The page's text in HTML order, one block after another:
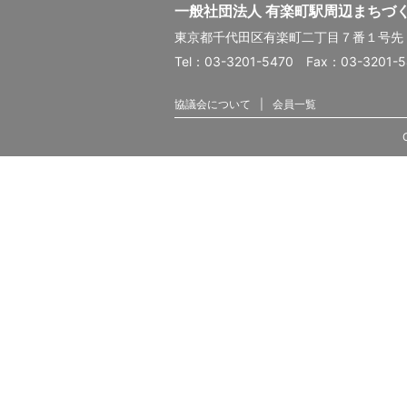
一般社団法人 有楽町駅周辺まちづ
東京都千代田区有楽町二丁目７番１号
Tel：03-3201-5470 Fax：03-3201-
協議会について 会員一覧